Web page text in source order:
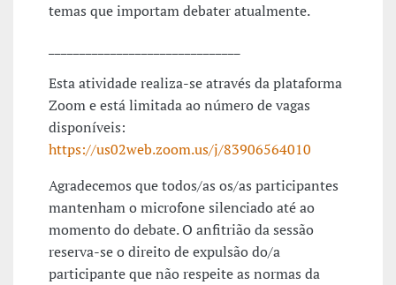
temas que importam debater atualmente.
Esta atividade realiza-se através da plataforma
Zoom e está limitada ao número de vagas
disponíveis:
https://us02web.zoom.us/j/83906564010
Agradecemos que todos/as os/as participantes
mantenham o microfone silenciado até ao
momento do debate. O anfitrião da sessão
reserva-se o direito de expulsão do/a
participante que não respeite as normas da